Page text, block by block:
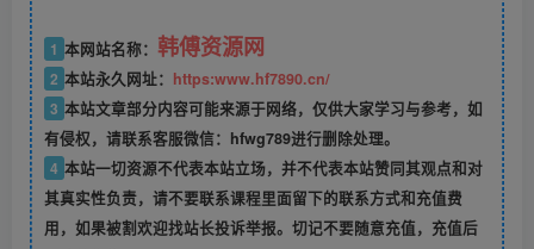
1 本网站名称： 韩傅资源网
2 本站永久网址： https:www.hf7890.cn/
3 本站文章部分内容可能来源于网络，仅供大家学习与参考，如
有侵权，请联系客服微信：hfwg789进行删除处理。
4 本站一切资源不代表本站立场，并不代表本站赞同其观点和对
其真实性负责，请不要联系课程里面留下的联系方式和充值费
用，如果被割欢迎找站长投诉举报。切记不要随意充值，充值后